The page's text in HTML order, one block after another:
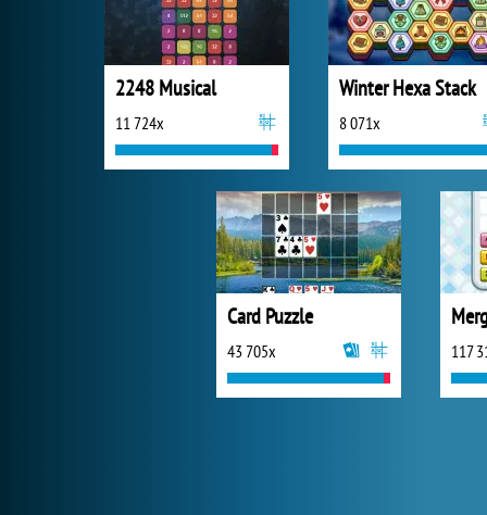
2248 Musical
11 724x
Winter Hexa Stack
8 071x
Card Puzzle
43 705x 117